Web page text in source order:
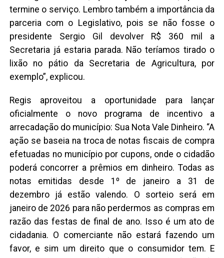
termine o serviço. Lembro também a importância da
parceria com o Legislativo, pois se não fosse o
presidente Sergio Gil devolver R$ 360 mil a
Secretaria já estaria parada. Não teríamos tirado o
lixão no pátio da Secretaria de Agricultura, por
exemplo”, explicou.
Regis aproveitou a oportunidade para lançar
oficialmente o novo programa de incentivo a
arrecadação do município: Sua Nota Vale Dinheiro. “A
ação se baseia na troca de notas fiscais de compra
efetuadas no município por cupons, onde o cidadão
poderá concorrer a prêmios em dinheiro. Todas as
notas emitidas desde 1º de janeiro a 31 de
dezembro já estão valendo. O sorteio será em
janeiro de 2026 para não perdermos as compras em
razão das festas de final de ano. Isso é um ato de
cidadania. O comerciante não estará fazendo um
favor, e sim um direito que o consumidor tem. E